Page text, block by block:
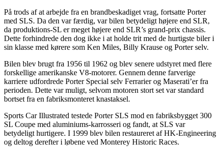
På trods af at arbejde fra en brandbeskadiget vrag, fortsatte Porter
med SLS. Da den var færdig, var bilen betydeligt højere end SLR,
da produktions-SL er meget højere end SLR’s grand-prix chassis.
Dette forhindrede den dog ikke i at holde trit med de hurtigste biler i
sin klasse med kørere som Ken Miles, Billy Krause og Porter selv.
Bilen blev brugt fra 1956 til 1962 og blev senere udstyret med flere
forskellige amerikanske V8-motorer. Gennem denne farverige
karriere udfordrede Porter Special selv Ferrarier og Maserati’er fra
perioden. Dette var muligt, selvom motoren stort set var standard
bortset fra en fabriksmonteret knastaksel.
Sports Car Illustrated testede Porter SLS mod en fabriksbygget 300
SL Coupe med aluminiums-karrosseri og fandt, at SLS var
betydeligt hurtigere. I 1999 blev bilen restaureret af HK-Engineering
og deltog derefter i løbene ved Monterey Historic Races.